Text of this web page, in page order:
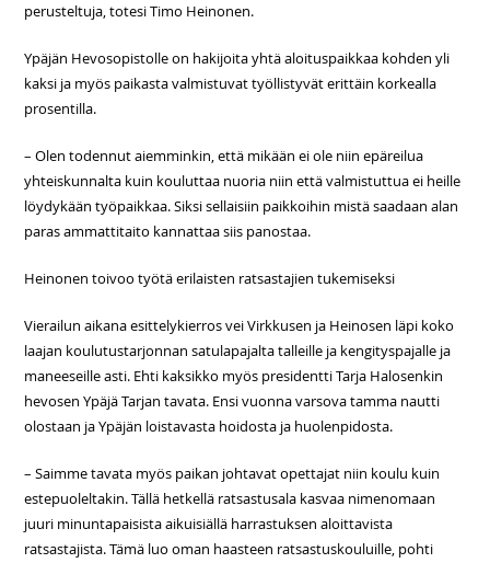
perusteltuja, totesi Timo Heinonen.
Ypäjän Hevosopistolle on hakijoita yhtä aloituspaikkaa kohden yli
kaksi ja myös paikasta valmistuvat työllistyvät erittäin korkealla
prosentilla.
– Olen todennut aiemminkin, että mikään ei ole niin epäreilua
yhteiskunnalta kuin kouluttaa nuoria niin että valmistuttua ei heille
löydykään työpaikkaa. Siksi sellaisiin paikkoihin mistä saadaan alan
paras ammattitaito kannattaa siis panostaa.
Heinonen toivoo työtä erilaisten ratsastajien tukemiseksi
Vierailun aikana esittelykierros vei Virkkusen ja Heinosen läpi koko
laajan koulutustarjonnan satulapajalta talleille ja kengityspajalle ja
maneeseille asti. Ehti kaksikko myös presidentti Tarja Halosenkin
hevosen Ypäjä Tarjan tavata. Ensi vuonna varsova tamma nautti
olostaan ja Ypäjän loistavasta hoidosta ja huolenpidosta.
– Saimme tavata myös paikan johtavat opettajat niin koulu kuin
estepuoleltakin. Tällä hetkellä ratsastusala kasvaa nimenomaan
juuri minuntapaisista aikuisiällä harrastuksen aloittavista
ratsastajista. Tämä luo oman haasteen ratsastuskouluille, pohti